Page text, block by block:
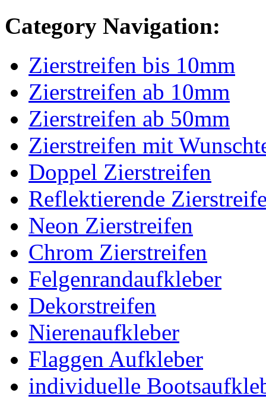
Category Navigation:
Zierstreifen bis 10mm
Zierstreifen ab 10mm
Zierstreifen ab 50mm
Zierstreifen mit
Doppel Zierstreifen
Reflektierende
Neon Zierstreifen
Chrom Zierstreifen
Felgenrandaufkleber
Dekorstreifen
Nierenaufkleber
Flaggen Aufkleber
individuelle